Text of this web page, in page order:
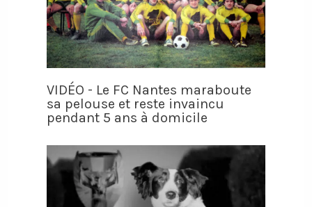
VIDÉO - Le FC Nantes maraboute
sa pelouse et reste invaincu
pendant 5 ans à domicile